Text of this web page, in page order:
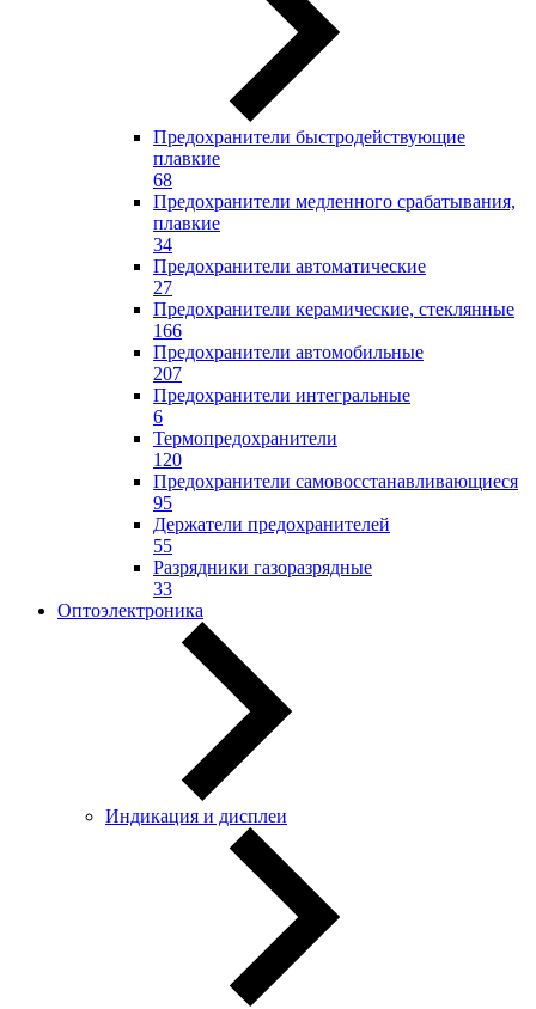
Предохранители быстродействующие
плавкие
68
Предохранители медленного срабатывания,
плавкие
34
Предохранители автоматические
27
Предохранители керамические, стеклянные
166
Предохранители автомобильные
207
Предохранители интегральные
6
Термопредохранители
120
Предохранители самовосстанавливающиеся
95
Держатели предохранителей
55
Разрядники газоразрядные
33
Оптоэлектроника
Индикация и дисплеи